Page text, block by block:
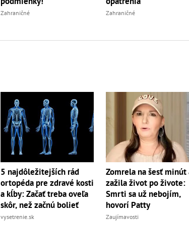
Zahraničné Zahraničné
5 najdôležitejších rád
ortopéda pre zdravé kosti
a kĺby: Začať treba oveľa
skôr, než začnú bolieť
vysetrenie.sk
Zomrela na šesť minút
zažila život po živote:
Smrti sa už nebojím,
hovorí Patty
Zaujímavosti